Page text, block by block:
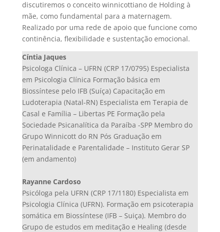
discutiremos o conceito winnicottiano de Holding à
mãe, como fundamental para a maternagem.
Realizado por uma rede de apoio que funcione como
continência, flexibilidade e sustentação emocional.
Cíntia Jaques
Psicologa Clínica – UFRN (CRP 17/0795) Especialista
em Psicologia Clínica Formação básica em
Biossíntese pelo IFB (Suíça) Capacitação em
Ludoterapia (Natal-RN) Especialista em Terapia de
Casal e Família – Libertas PE Formação pela
Sociedade Psicanalítica da Paraíba -SPP Membro do
Grupo Winnicott do RN Pós Graduação em
Perinatalidade e Parentalidade – Instituto Gerar SP
(em andamento)
Rayanne Cardoso
Psicóloga pela UFRN (CRP 17/1180) Especialista em
Psicologia Clínica (UFRN). Formação em psicoterapia
somática em Biossíntese (IFB – Suiça). Membro do
Grupo de estudos em meditação e Healing (desde